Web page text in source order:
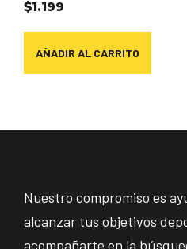
$1.199
AÑADIR AL CARRITO
Nuestro compromiso es
alcanzar tus objetivos
acompañarte en la